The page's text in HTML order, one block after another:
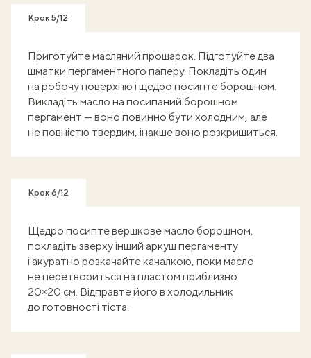
Крок 5/12
Приготуйте масляний прошарок. Підготуйте два
шматки пергаментного паперу. Покладіть один
на робочу поверхню і щедро посипте борошном.
Викладіть масло на посипаний борошном
пергамент — воно повинно бути холодним, але
не повністю твердим, інакше воно розкришиться.
Крок 6/12
Щедро посипте вершкове масло борошном,
покладіть зверху інший аркуш пергаменту
і акуратно розкачайте качалкою, поки масло
не перетвориться на пластом приблизно
20×20 см. Відправте його в холодильник
до готовності тіста.